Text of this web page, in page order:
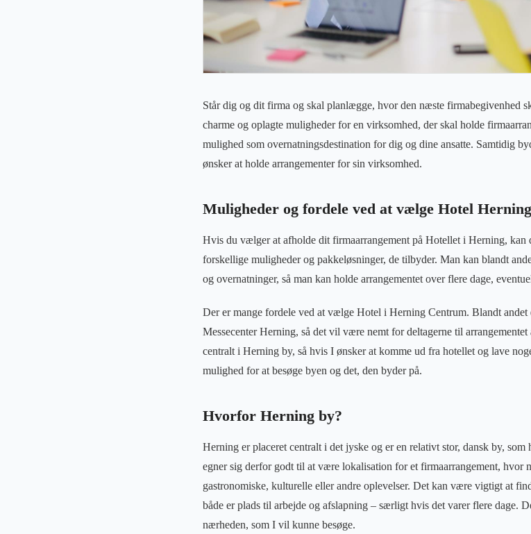
Står dig og dit firma og skal planlægge, hvor den næste firmabegivenhed
charme og oplagte muligheder for en virksomhed, der skal holde
mulighed som overnatningsdestination for dig og dine ansatte. Samtidig
ønsker at holde arrangementer for sin virksomhed.
Muligheder og fordele ved at vælge Hotel
Hvis du vælger at afholde dit firmaarrangement på Hotellet i Herning, kan
forskellige muligheder og pakkeløsninger, de tilbyder. Man kan blandt
og overnatninger, så man kan holde arrangementet over flere dage,
Der er mange fordele ved at vælge Hotel i Herning Centrum. Blandt
Messecenter Herning, så det vil være nemt for deltagerne til
centralt i Herning by, så hvis I ønsker at komme ud fra hotellet og lave
mulighed for at besøge byen og det, den byder på.
Hvorfor Herning by?
Herning er placeret centralt i det jyske og er en relativt stor, dansk by,
egner sig derfor godt til at være lokalisation for et firmaarrangement, hvor
gastronomiske, kulturelle eller andre oplevelser. Det kan være vigtigt at
både er plads til arbejde og afslapning – særligt hvis det varer flere dage.
nærheden, som I vil kunne besøge.